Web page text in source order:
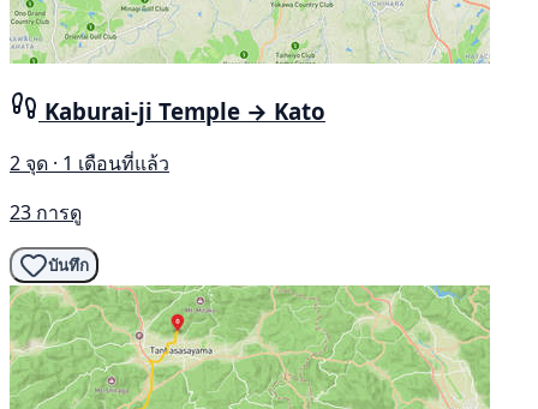
Kaburai-ji Temple → Kato
2 จุด · 1 เดือนที่แล้ว
23 การดู
บันทึก